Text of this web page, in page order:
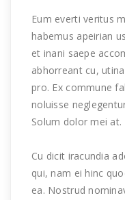
Eum everti veritus
habemus apeirian
et inani saepe
abhorreant cu,
pro. Ex commune
noluisse
Solum dolor mei
Cu dicit iracundia
qui, nam ei hinc
ea. Nostrud